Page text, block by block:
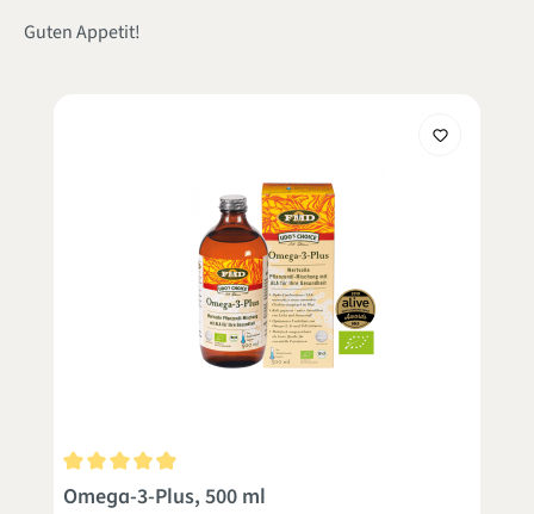
Guten Appetit!
Durchschnittliche Bewertung von 4.9 von 5 Sternen
Omega-3-Plus, 500 ml